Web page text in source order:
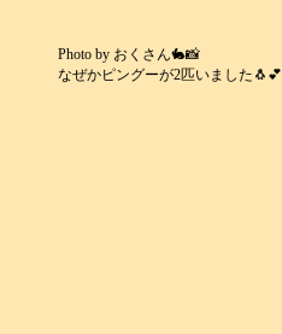
Photo by おくさん🐇📸
なぜかピングーが2匹いました🐧💕